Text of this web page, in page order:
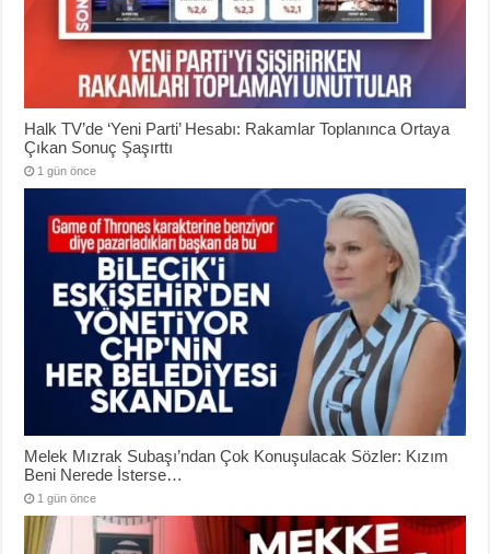
Halk TV’de ‘Yeni Parti’ Hesabı: Rakamlar Toplanınca Ortaya
Çıkan Sonuç Şaşırttı
1 gün önce
Melek Mızrak Subaşı’ndan Çok Konuşulacak Sözler: Kızım
Beni Nerede İsterse…
1 gün önce